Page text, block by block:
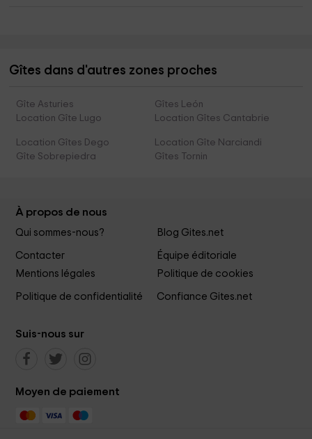
Gîtes dans d'autres zones proches
Gîte Asturies
Gîtes León
Location Gîte Lugo
Location Gîtes Cantabrie
Location Gîtes Dego
Location Gîte Narciandi
Gîte Sobrepiedra
Gîtes Tornin
À propos de nous
Qui sommes-nous? Blog Gites.net
Contacter
Équipe éditoriale
Mentions légales
Politique de cookies
Politique de confidentialité Confiance Gites.net
Suis-nous sur
Moyen de paiement